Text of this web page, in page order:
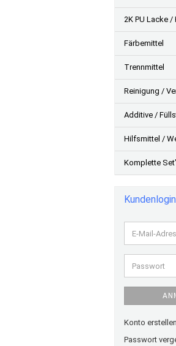
2K PU Lacke /
Färbemittel
Trennmittel
Reinigung /
Additive /
Hilfsmittel /
Komplette
Kundenlogin
E-
Mail-
Adresse
Passwort
Konto erstellen
Passwort